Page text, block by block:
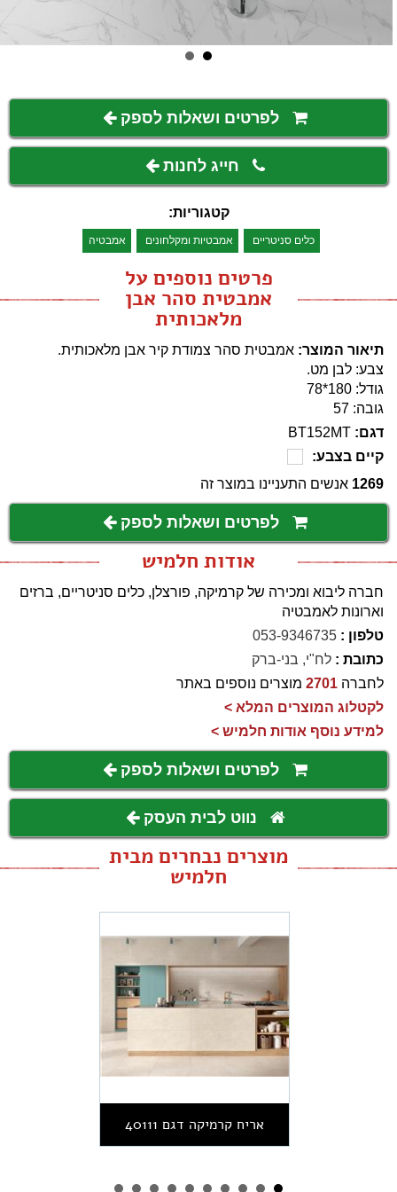
לפרטים ושאלות לספק
חייג לחנות
קטגוריות:
כלים סניטריים אמבטיות ומקלחונים אמבטיה
פרטים נוספים על
אמבטית סהר אבן
מלאכותית
תיאור המוצר: אמבטית סהר צמודת קיר אבן מלאכותית.
צבע: לבן מט.
גודל: 180*78
גובה: 57
דגם: BT152MT
קיים בצבע:
1269 אנשים התעניינו במוצר זה
לפרטים ושאלות לספק
אודות חלמיש
חברה ליבוא ומכירה של קרמיקה, פורצלן, כלים סניטריים, ברזים
וארונות לאמבטיה
טלפון : 053-9346735
כתובת : לח"י, בני-ברק
לחברה 2701 מוצרים נוספים באתר
לקטלוג המוצרים המלא >
למידע נוסף אודות חלמיש >
לפרטים ושאלות לספק
נווט לבית העסק
מוצרים נבחרים מבית
חלמיש
אריח קרמיקה דגם 40111